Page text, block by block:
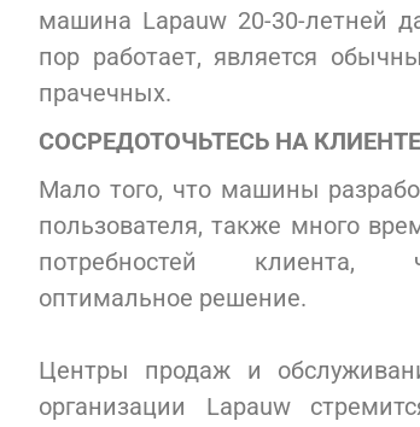
машина Lapauw 20-30-летней
пор работает, является
прачечных.
СОСРЕДОТОЧЬТЕСЬ НА
Мало того, что машины
пользователя, также много
потребностей клиента,
оптимальное решение.
Центры продаж и
организации Lapauw